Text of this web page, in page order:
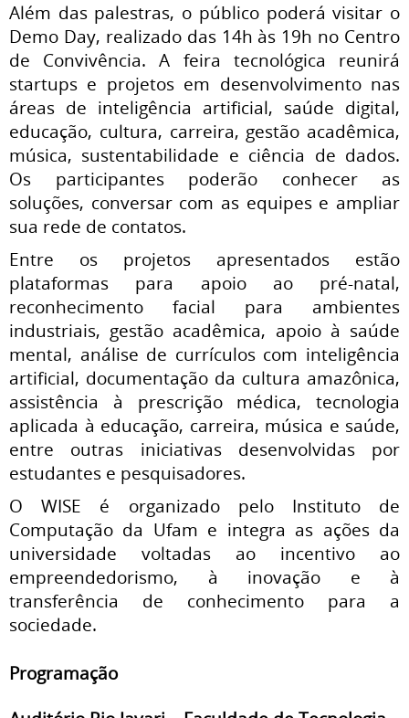
Além das palestras, o público poderá visitar o
Demo Day, realizado das 14h às 19h no Centro
de Convivência. A feira tecnológica reunirá
startups e projetos em desenvolvimento nas
áreas de inteligência artificial, saúde digital,
educação, cultura, carreira, gestão acadêmica,
música, sustentabilidade e ciência de dados.
Os participantes poderão conhecer as
soluções, conversar com as equipes e ampliar
sua rede de contatos.
Entre os projetos apresentados estão
plataformas para apoio ao pré-natal,
reconhecimento facial para ambientes
industriais, gestão acadêmica, apoio à saúde
mental, análise de currículos com inteligência
artificial, documentação da cultura amazônica,
assistência à prescrição médica, tecnologia
aplicada à educação, carreira, música e saúde,
entre outras iniciativas desenvolvidas por
estudantes e pesquisadores.
O WISE é organizado pelo Instituto de
Computação da Ufam e integra as ações da
universidade voltadas ao incentivo ao
empreendedorismo, à inovação e à
transferência de conhecimento para a
sociedade.
Programação